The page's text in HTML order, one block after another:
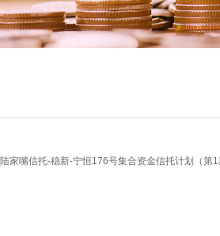
陆家嘴信托-稳新-宁恒176号集合资金信托计划（第1